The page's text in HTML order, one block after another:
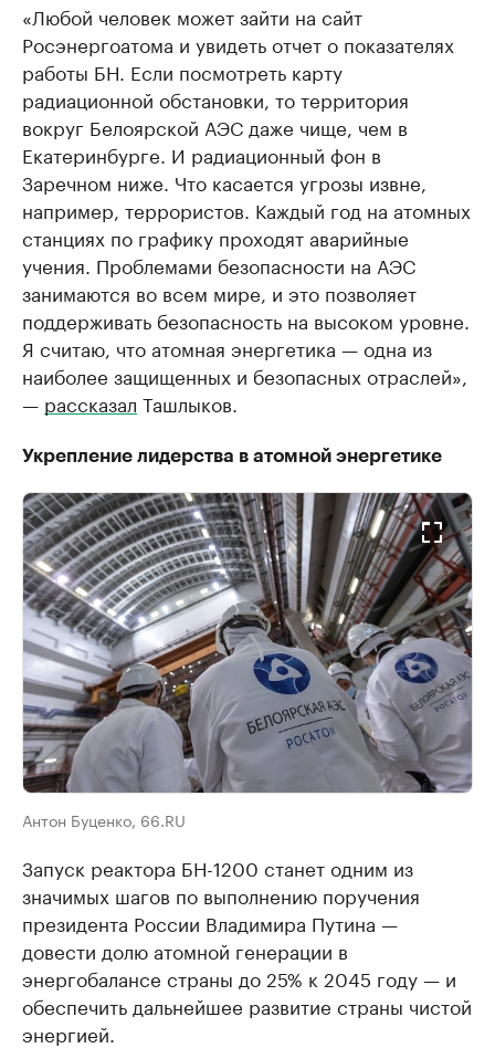
«Любой человек может зайти на сайт
Росэнергоатома и увидеть отчет о показателях
работы БН. Если посмотреть карту
радиационной обстановки, то территория
вокруг Белоярской АЭС даже чище, чем в
Екатеринбурге. И радиационный фон в
Заречном ниже. Что касается угрозы извне,
например, террористов. Каждый год на атомных
станциях по графику проходят аварийные
учения. Проблемами безопасности на АЭС
занимаются во всем мире, и это позволяет
поддерживать безопасность на высоком уровне.
Я считаю, что атомная энергетика — одна из
наиболее защищенных и безопасных отраслей»,
— рассказал Ташлыков.
Укрепление лидерства в атомной энергетике
Антон Буценко, 66.RU
Запуск реактора БН-1200 станет одним из
значимых шагов по выполнению поручения
президента России Владимира Путина —
довести долю атомной генерации в
энергобалансе страны до 25% к 2045 году — и
обеспечить дальнейшее развитие страны чистой
энергией.